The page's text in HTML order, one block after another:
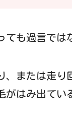
ても過言では
、または走り
がはみ出てい